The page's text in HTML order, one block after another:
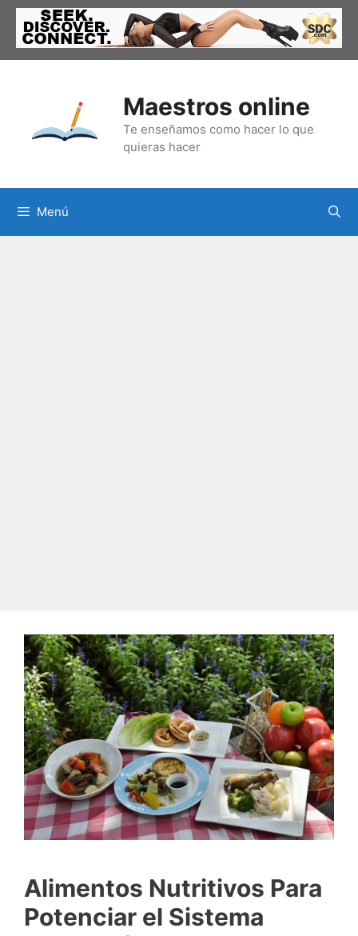
Saltar
contenido
Maestros online
Te enseñamos como hacer lo que
quieras hacer
Menú
Alimentos Nutritivos Para
Potenciar el Sistema